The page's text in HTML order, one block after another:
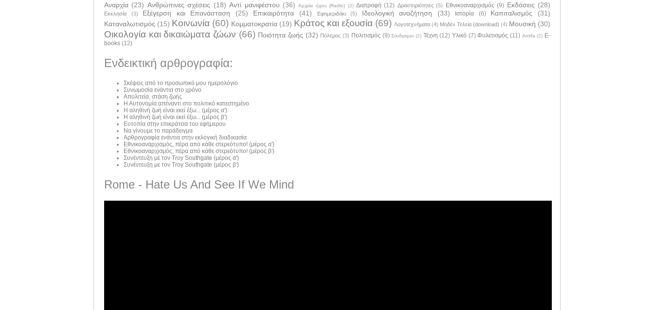
Αναρχία (23) Ανθρώπινες σχέσεις (18) Αντί μανιφέστου (36) Αρχεία ήχου (Radio) (2) Διατροφή (12) Δραστηριότητες (5) Εθνικοαναρχισμός (9) Εκδόσεις (28)
Εκκλησία (3) Εξέγερση και Επανάσταση (25) Επικαιρότητα (41) Εφημεριδάκι (5) Ιδεολογική αναζήτηση (33) Ιστορία (6) Καπιταλισμός
(31)
Καταναλωτισμός (15) Κοινωνία (60) Κομματοκρατία (19) Κράτος και εξουσία (69) Λογοτεχνήματα (4) Μηδέν Τελεία (download) (4) Μουσική (30)
Οικολογία και δικαιώματα ζώων (66) Ποιότητα ζωής (32) Πόλεμος (3) Πολιτισμός (9) Σύνδεσμοι (2) Τέχνη (12) Υλικό (7) Φυλετισμός (11) Antifa (2) E-
books (12)
Ενδεικτική αρθρογραφία:
Σκέψεις από το προσωπικό μου ημερολόγιο
Συνωμοσία ενάντια στο χρόνο
Απολιτεία. στάση ζωής
Η Αυτονομία απέναντι στο πολιτικό κατεστημένο
Η αληθινή ζωή είναι εκεί έξω... (μέρος α')
Η αληθινή ζωή είναι εκεί έξω... (μέρος β')
Ευτοπία στην επικράτεια του εφήμερου
Να γίνουμε το παράδειγμα
Αρθρογραφία ενάντια στην εκλογική διαδικασία
Εθνικοαναρχισμός, πέρα από κάθε στερεότυπο! (μέρος α')
Εθνικοαναρχισμός, πέρα από κάθε στερεότυπο! (μέρος β')
Συνέντευξη με τον Troy Southgate (μέρος α')
Συνέντευξη με τον Troy Southgate (μέρος β')
Rome - Hate Us And See If We Mind